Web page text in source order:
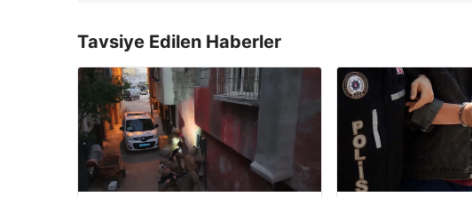
Tavsiye Edilen Haberler